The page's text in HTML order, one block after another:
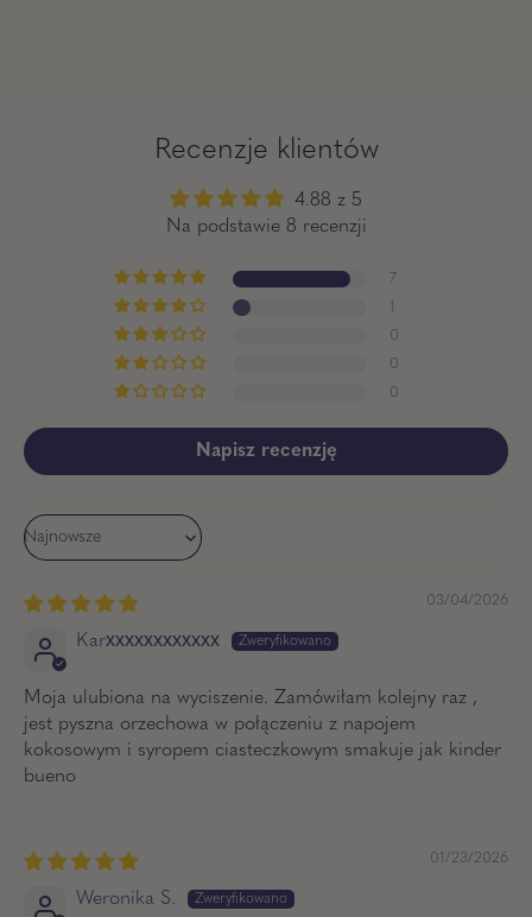
Recenzje klientów
4.88 z 5
Na podstawie 8 recenzji
7
1
0
0
0
Napisz recenzję
Sort by
03/04/2026
Karxxxxxxxxxxxx
Moja ulubiona na wyciszenie. Zamówiłam kolejny raz ,
jest pyszna orzechowa w połączeniu z napojem
kokosowym i syropem ciasteczkowym smakuje jak kinder
bueno
01/23/2026
Weronika S.